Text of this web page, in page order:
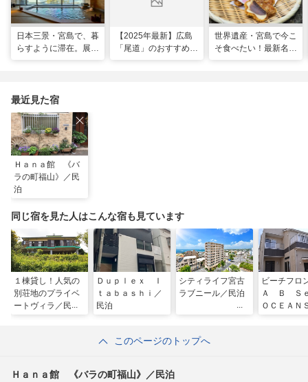
日本三景・宮島で、暮
らすように滞在。展望
【2025年最新】広島
「尾道」のおすすめ観
世界遺産・宮島で今こ
そ食べたい！最新名物
最近見た宿
Ｈａｎａ館 《バ
ラの町福山》／民
泊
同じ宿を見た人はこんな宿も見ています
１棟貸し！人気の
別荘地のプライベ
ートヴィラ／民泊
Ｄｕｐｌｅｘ Ｉ
ｔａｂａｓｈｉ／
民泊
シティライフ宮古
ラブニール／民泊
ビーチフロ
Ａ Ｂ Ｓ
ＯＣＥＡＮ
このページのトップへ
Ｈａｎａ館 《バラの町福山》／民泊